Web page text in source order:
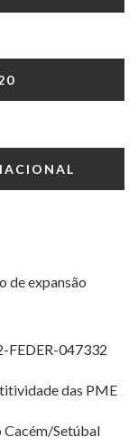
de expansão
FEDER-047332
das PME
Setúbal